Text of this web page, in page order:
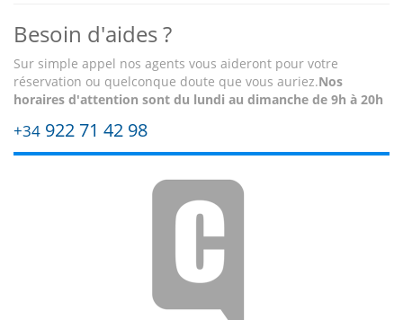
get
the
keyboard
shortcuts
for
dates.
keyboard
shortcuts
for
Besoin d'aides ?
Sur simple appel nos agents vous aideront pour votre
réservation ou quelconque doute que vous auriez.Nos
horaires d'attention sont du lundi au dimanche de 9h à 20h
+34 922 71 42 98